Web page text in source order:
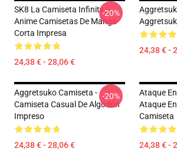
SK8 La Camiseta Infinity –
Anime Camisetas De Manga
Corta Impresa
24,38 € - 28,06 €
-20%
24,38 € -
Aggretsuko Camiseta -
Camiseta Casual De Algodón
Impreso
24,38 € - 28,06 €
-20%
Ataque
Ataque
Camiseta
24,38 € -